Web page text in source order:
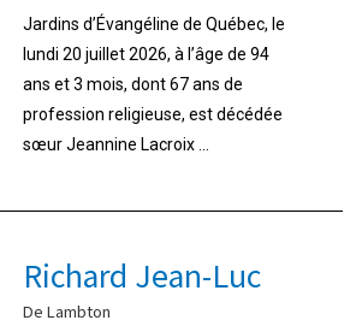
Jardins d’Évangéline de Québec, le
lundi 20 juillet 2026, à l’âge de 94
ans et 3 mois, dont 67 ans de
profession religieuse, est décédée
sœur Jeannine Lacroix ...
Richard Jean-Luc
De Lambton